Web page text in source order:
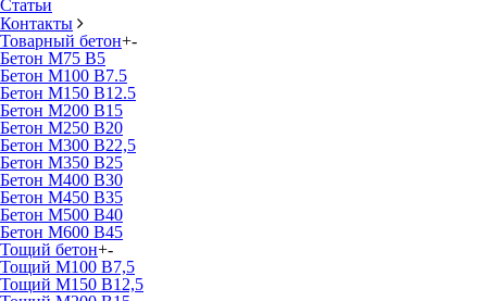
Статьи
Контакты
Товарный бетон+-
Бетон М75 В5
Бетон М100 В7.5
Бетон М150 В12.5
Бетон М200 В15
Бетон М250 В20
Бетон М300 В22,5
Бетон М350 В25
Бетон М400 В30
Бетон М450 В35
Бетон М500 В40
Бетон М600 В45
Тощий бетон+-
Тощий М100 В7,5
Тощий М150 В12,5